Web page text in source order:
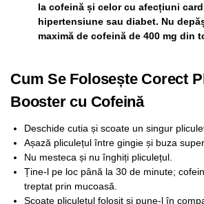
la cofeină și celor cu afecțiuni
hipertensiune sau diabet. Nu
maximă de cofeină de 400 mg din
Cum Se Folosește Corect
Booster cu Cofeină
Deschide cutia și scoate un singur
Așază pliculețul între gingie și buza
Nu mesteca și nu înghiți pliculețul.
Ține-l pe loc până la 30 de minute;
treptat prin mucoasă.
Scoate pliculețul folosit și pune-l în